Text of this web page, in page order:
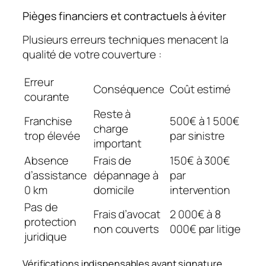
Pièges financiers et contractuels à éviter
Plusieurs erreurs techniques menacent la
qualité de votre couverture :
Erreur
courante
Conséquence Coût estimé
Franchise
trop élevée
Reste à
charge
important
500€ à 1 500€
par sinistre
Absence
d’assistance
0 km
Frais de
dépannage à
domicile
150€ à 300€
par
intervention
Pas de
protection
juridique
Frais d’avocat
non couverts
2 000€ à 8
000€ par litige